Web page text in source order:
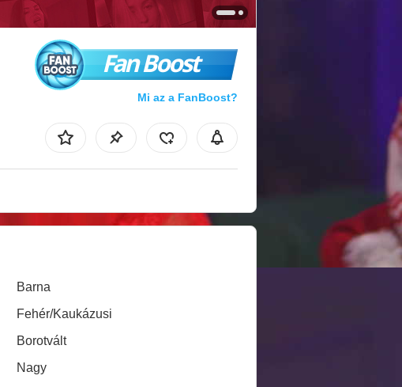
Fan Boost
Mi az a FanBoost?
Barna
Fehér/Kaukázusi
Borotvált
Nagy